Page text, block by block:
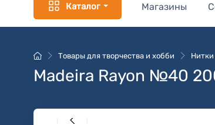
Каталог Магазины
Товары для творчества и хобби Нитки
Madeira Rayon №40